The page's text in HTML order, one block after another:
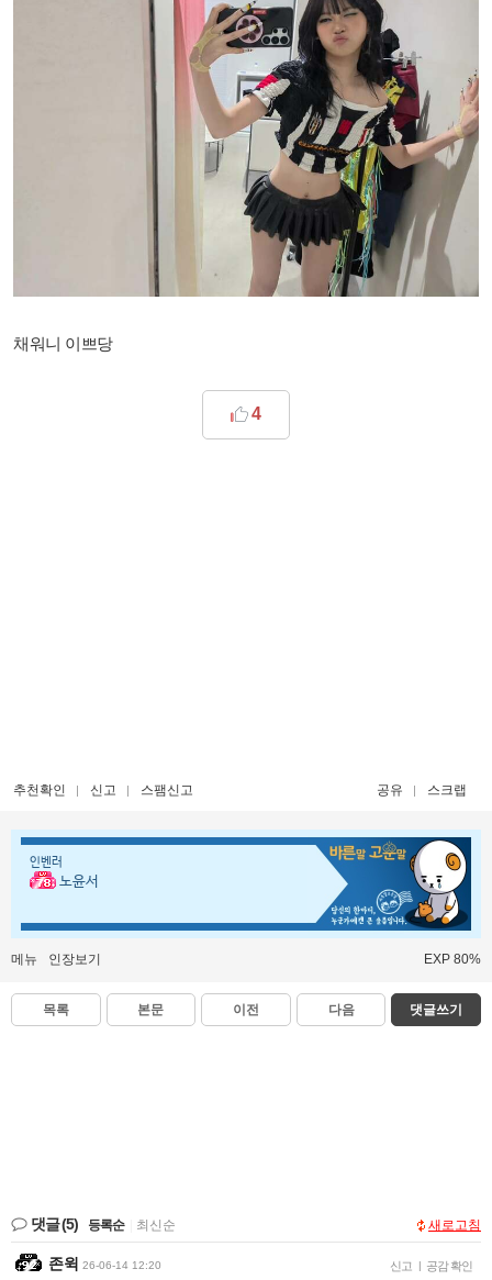
채워니 이쁘당
4
추천확인 신고 스팸신고 공유 스크랩
인벤러
노윤서
메뉴 인장보기 EXP 80%
목록 본문 이전 다음 댓글쓰기
댓글(5) 등록순 최신순 새로고침
존윅 26-06-14 12:20 신고 | 공감 확인